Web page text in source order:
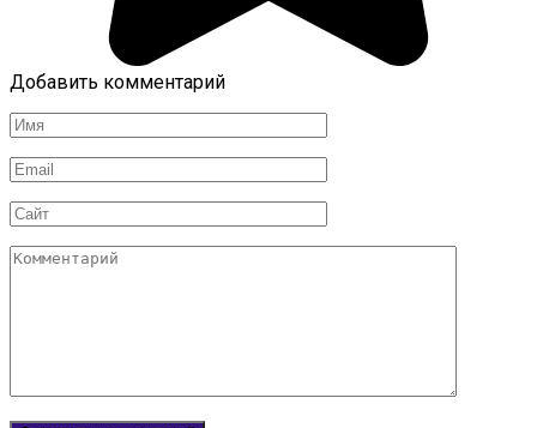
Добавить комментарий
Имя
Email
Сайт
Комментарий